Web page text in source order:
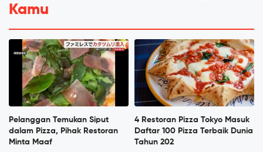
Kamu
Pelanggan Temukan Siput
dalam Pizza, Pihak Restoran
Minta Maaf
4 Restoran Pizza Tokyo Masuk
Daftar 100 Pizza Terbaik Dunia
Tahun 202